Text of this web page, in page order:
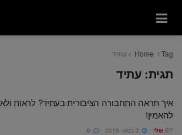
Home Tag עתיד
תגית:עתיד
איך תראה התחבורה הציבורית בעתיד? לראות ולא
להאמין!
BY שלי